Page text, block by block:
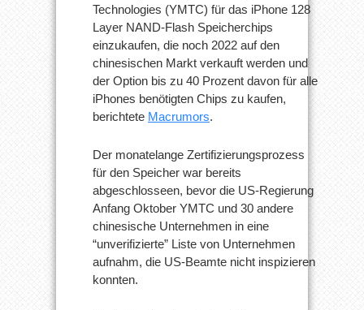
Technologies (YMTC) für das iPhone 128
Layer NAND-Flash Speicherchips
einzukaufen, die noch 2022 auf den
chinesischen Markt verkauft werden und
der Option bis zu 40 Prozent davon für alle
iPhones benötigten Chips zu kaufen,
berichtete Macrumors.
Der monatelange Zertifizierungsprozess
für den Speicher war bereits
abgeschlosseen, bevor die US-Regierung
Anfang Oktober YMTC und 30 andere
chinesische Unternehmen in eine
“unverifizierte” Liste von Unternehmen
aufnahm, die US-Beamte nicht inspizieren
konnten.